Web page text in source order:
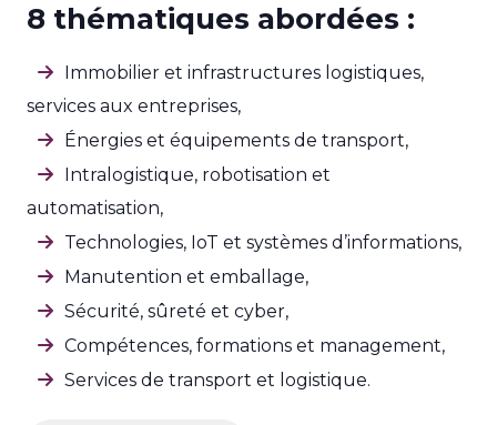
8 thématiques abordées :
Immobilier et infrastructures logistiques,
services aux entreprises,
Énergies et équipements de transport,
Intralogistique, robotisation et
automatisation,
Technologies, IoT et systèmes d’informations,
Manutention et emballage,
Sécurité, sûreté et cyber,
Compétences, formations et management,
Services de transport et logistique.